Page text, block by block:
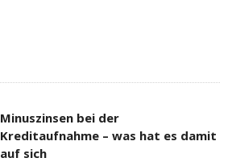
Minuszinsen bei der
Kreditaufnahme – was hat es damit
auf sich